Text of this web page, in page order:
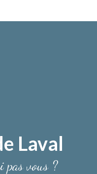
Laval
pas vous ?